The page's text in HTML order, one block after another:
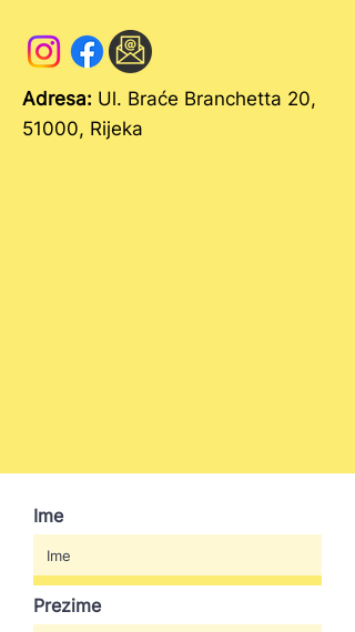
Adresa: Ul. Braće Branchetta 20,
51000, Rijeka
Ime
Prezime